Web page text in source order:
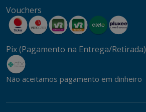
Vouchers
Pix (Pagamento na Entrega/Retirada)
Não aceitamos pagamento em dinheiro